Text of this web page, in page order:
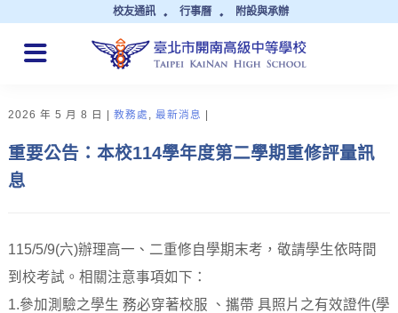
校友通訊 行事曆 附設與承辦
QUICK LINKS
2026 年 5 月 8 日 教務處 最新消息
重要公告：本校114學年度第二學期重修評量訊
息
115/5/9(六)辦理高一、二重修自學期末考，敬請學生依時間
到校考試。相關注意事項如下：
1.參加測驗之學生 務必穿著校服 、攜帶 具照片之有效證件(學